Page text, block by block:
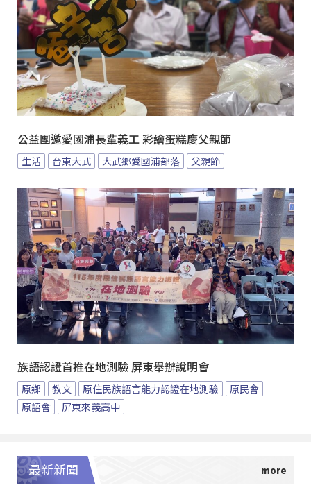
公益團邀愛國浦長輩義工 彩繪蛋糕慶父親節
生活 台東大武 大武鄉愛國浦部落 父親節
族語認證首推在地測驗 屏東舉辦說明會
原鄉 教文 原住民族語言能力認證在地測驗
原民會
原語會
屏東來義高中
最新新聞